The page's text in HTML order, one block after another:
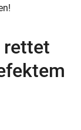
rettet